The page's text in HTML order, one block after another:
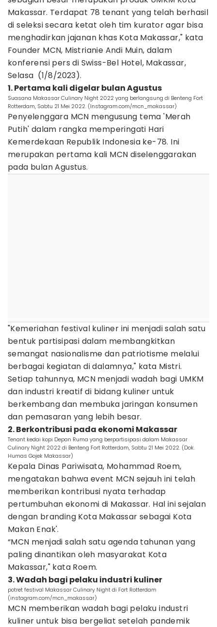
Makassar. Terdapat 78 tenant yang telah berhasil
di seleksi secara ketat oleh tim kurator agar bisa
menghadirkan jajanan khas Kota Makassar," kata
Founder MCN, Mistrianie Andi Muin, dalam
konferensi pers di Swiss-Bel Hotel, Makassar,
Selasa (1/8/2023).
1. Pertama kali digelar bulan Agustus
Suasana Makassar Culinary Night 2022 yang berlangsung di Benteng Fort
Rotterdam, Sabtu 21 Mei 2022. (Instagram.com/mcn_makassar)
Penyelenggara MCN mengusung tema 'Merah
Putih' dalam rangka memperingati Hari
Kemerdekaan Republik Indonesia ke-78. Ini
merupakan pertama kali MCN diselenggarakan
pada bulan Agustus.
"Kemeriahan festival kuliner ini menjadi salah satu
bentuk partisipasi dalam membangkitkan
semangat nasionalisme dan patriotisme melalui
berbagai kegiatan di dalamnya," kata Mistri.
Setiap tahunnya, MCN menjadi wadah bagi UMKM
dan industri kreatif di bidang kuliner untuk
berkembang dan membuka jaringan konsumen
dan pemasaran yang lebih besar.
2. Berkontribusi pada ekonomi Makassar
Tenant kedai kopi Depan Ruma yang berpartisipasi dalam Makassar
Culinary Night 2022 di Benteng Fort Rotterdam, Sabtu 21 Mei 2022. (Dok.
Humas Gojek Makassar)
Kepala Dinas Pariwisata, Mohammad Roem,
mengatakan bahwa event MCN sejauh ini telah
memberikan kontribusi nyata terhadap
pertumbuhan ekonomi di Makassar. Hal ini sejalan
dengan branding Kota Makassar sebagai Kota
Makan Enak'.
“MCN menjadi salah satu agenda tahunan yang
paling dinantikan oleh masyarakat Kota
Makassar," kata Roem.
3. Wadah bagi pelaku industri kuliner
potret festival Makassar Culinary Night di Fort Rotterdam
(instagram.com/mcn_makassar)
MCN memberikan wadah bagi pelaku industri
kuliner untuk bisa bergeliat setelah pandemik